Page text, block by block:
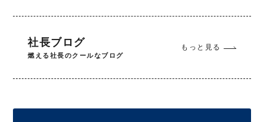
社長ブログ
燃える社長のクールなブログ
もっと見る